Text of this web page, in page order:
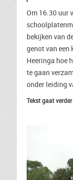
Om 16.30 uur
bekijken van
genot van een
Heeringa hoe
te gaan
onder leiding
Tekst gaat